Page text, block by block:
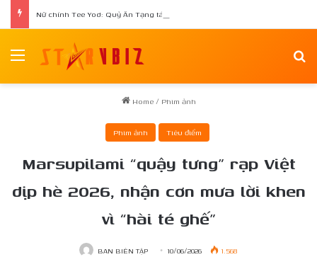
Menu
Home / Phim ảnh
Phim ảnh Tiêu điểm
Marsupilami “quậy tưng” rạp Việt
dịp hè 2026, nhận cơn mưa lời khen
vì “hài té ghế”
BAN BIÊN TẬP 10/06/2026 1.568